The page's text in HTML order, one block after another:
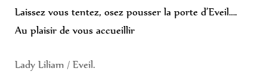
Laissez vous tentez, osez pousser la porte d’Eveil….
Au plaisir de vous accueillir
Lady Liliam / Eveil.